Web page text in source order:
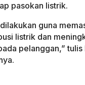
pasokan listrik.
guna
listrik dan
pelanggan,” tulis